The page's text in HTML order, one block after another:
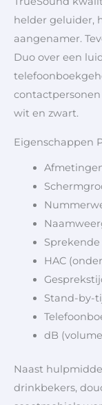
helder geluider,
aangenamer.
Duo over een
wit en zwart.
Eigenschappen
HAC
Stand-by-
dB
Naast
drinkbekers,